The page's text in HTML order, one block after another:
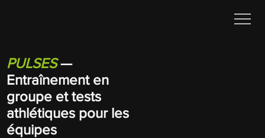
PULSES —
Entraînement en
groupe et tests
athlétiques pour les
équipes